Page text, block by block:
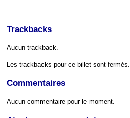
Trackbacks
Aucun trackback.
Les trackbacks pour ce billet sont fermés.
Commentaires
Aucun commentaire pour le moment.